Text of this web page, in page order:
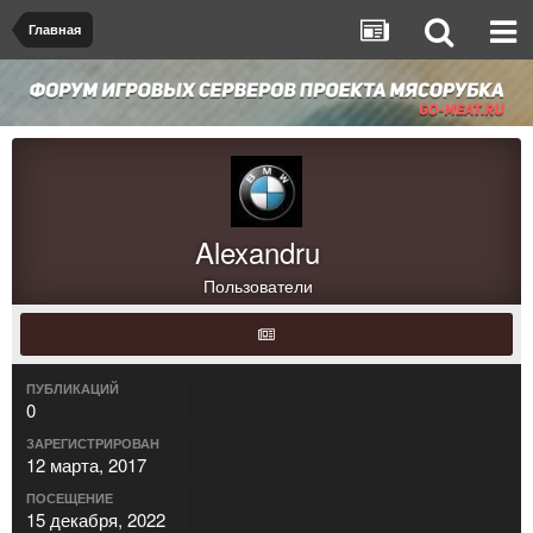
Главная
Alexandru
Пользователи
ПУБЛИКАЦИЙ
0
ЗАРЕГИСТРИРОВАН
12 марта, 2017
ПОСЕЩЕНИЕ
15 декабря, 2022